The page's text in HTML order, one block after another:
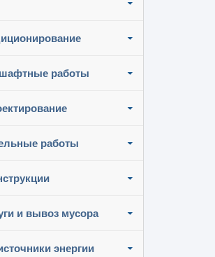
работы
работы
и вывоз мусора
энергии